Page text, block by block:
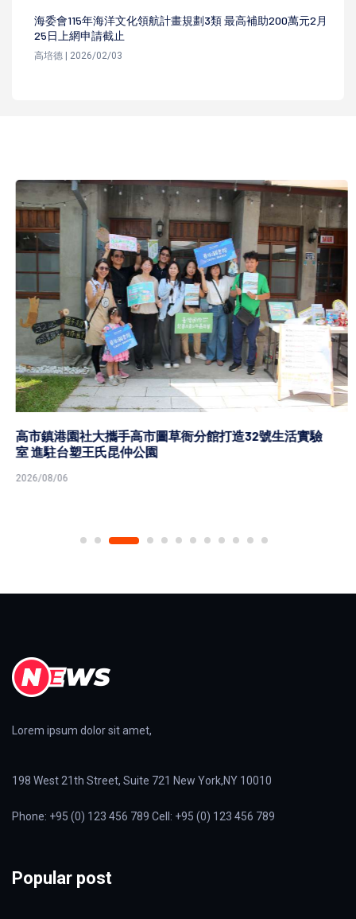
海委會115年海洋文化領航計畫規劃3類 最高補助200萬元2月
25日上網申請截止
高培德 | 2026/02/03
高市鎮港園社大攜手高市圖草衙分館打造32號生活實驗
室 進駐台塑王氏昆仲公園
2026/08/06
Lorem ipsum dolor sit amet,
198 West 21th Street, Suite 721 New York,NY 10010
Phone: +95 (0) 123 456 789 Cell: +95 (0) 123 456 789
Popular post